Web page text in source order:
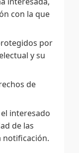
con la que
por
y su
de
interesado
de las
notificación.